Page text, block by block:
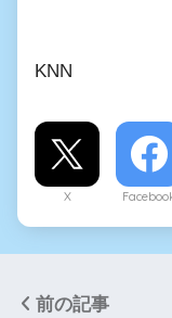
KNN
X
前の記事